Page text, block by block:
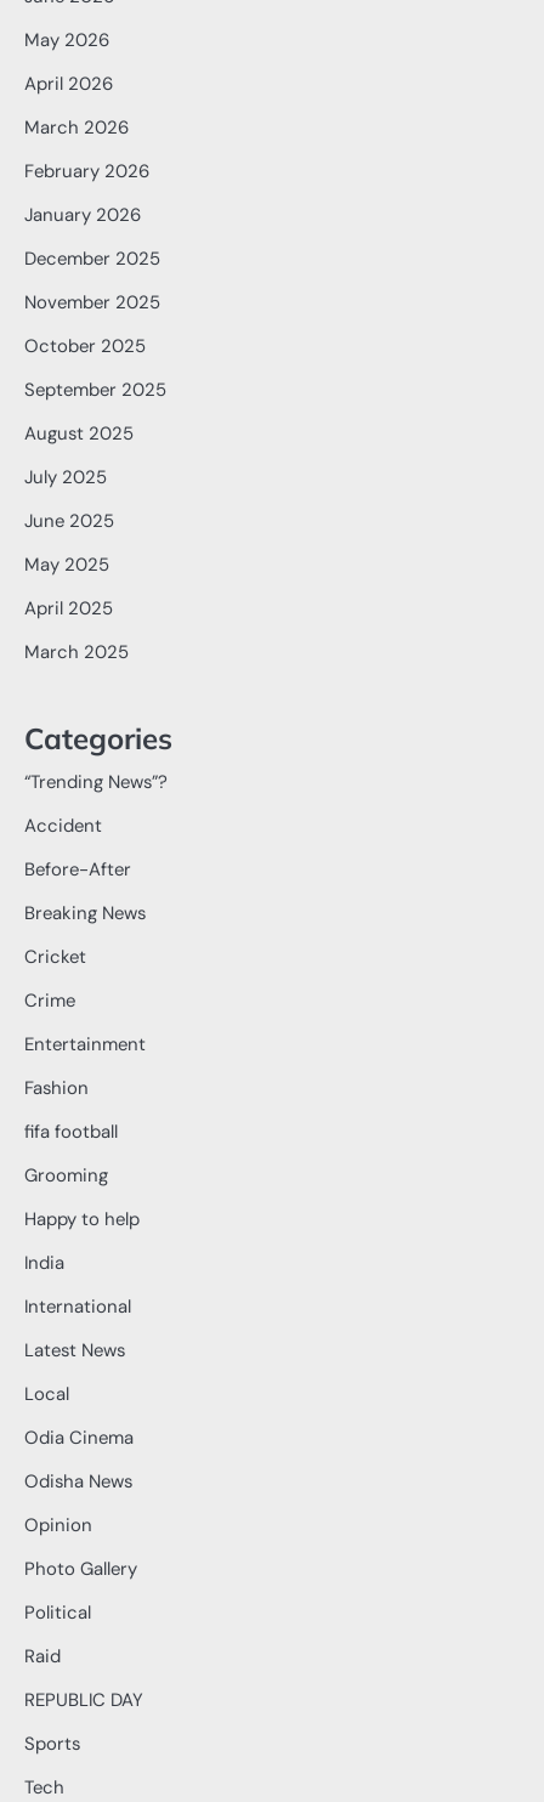
May 2026
April 2026
March 2026
February 2026
January 2026
December 2025
November 2025
October 2025
September 2025
August 2025
July 2025
June 2025
May 2025
April 2025
March 2025
Categories
“Trending News”?
Accident
Before-After
Breaking News
Cricket
Crime
Entertainment
Fashion
fifa football
Grooming
Happy to help
India
International
Latest News
Local
Odia Cinema
Odisha News
Opinion
Photo Gallery
Political
Raid
REPUBLIC DAY
Sports
Tech